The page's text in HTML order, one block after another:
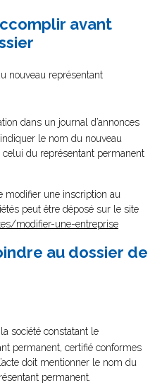
avant
nouveau représentant
dans un journal d’annonces
le nom du nouveau
du représentant permanent
modifier une inscription au
peut être déposé sur le site
modifier-une-entreprise
au dossier de
société constatant le
permanent, certifié conformes
doit mentionner le nom du
permanent.